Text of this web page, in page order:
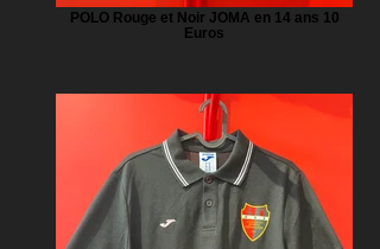
POLO Rouge et Noir JOMA en 14 ans 10
Euros